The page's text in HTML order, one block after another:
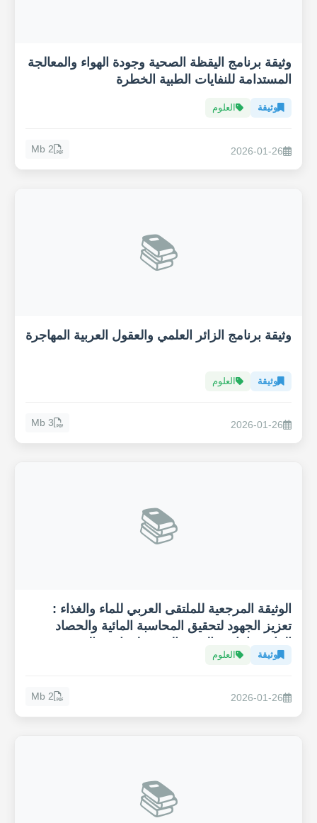
وثيقة برنامج اليقظة الصحية وجودة الهواء والمعالجة
المستدامة للنفايات الطبية الخطرة
وثيقة العلوم
2026-01-26
2 Mb
📚
وثيقة برنامج الزائر العلمي والعقول العربية المهاجرة
وثيقة العلوم
2026-01-26
3 Mb
📚
الوثيقة المرجعية للملتقى العربي للماء والغذاء :
تعزيز الجهود لتحقيق المحاسبة المائية والحصاد
المناخي
وثيقة العلوم
2026-01-26
2 Mb
📚